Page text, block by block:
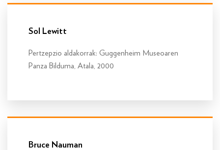
Sol Lewitt
Pertzepzio aldakorrak: Guggenheim Museoaren
Panza Bilduma, Atala, 2000
Bruce Nauman